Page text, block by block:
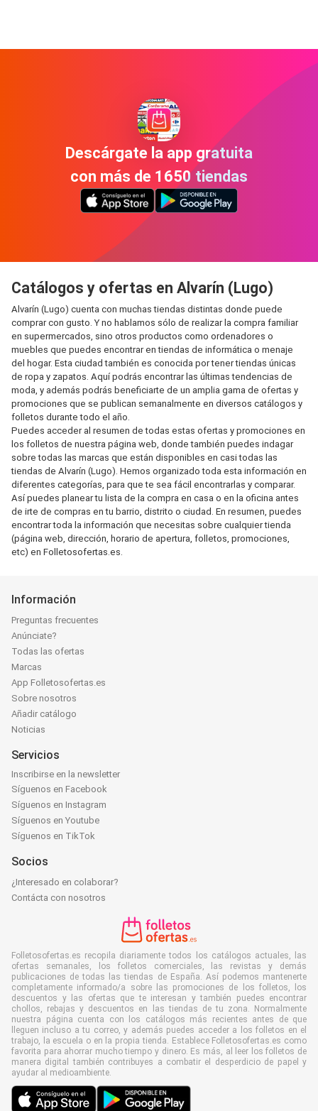
Descárgate la app gratuita
con más de 1650 tiendas
Catálogos y ofertas en Alvarín (Lugo)
Alvarín (Lugo) cuenta con muchas tiendas distintas donde puede
comprar con gusto. Y no hablamos sólo de realizar la compra familiar
en supermercados, sino otros productos como ordenadores o
muebles que puedes encontrar en tiendas de informática o menaje
del hogar. Esta ciudad también es conocida por tener tiendas únicas
de ropa y zapatos. Aquí podrás encontrar las últimas tendencias de
moda, y además podrás beneficiarte de un amplia gama de ofertas y
promociones que se publican semanalmente en diversos catálogos y
folletos durante todo el año.
Puedes acceder al resumen de todas estas ofertas y promociones en
los folletos de nuestra página web, donde también puedes indagar
sobre todas las marcas que están disponibles en casi todas las
tiendas de Alvarín (Lugo). Hemos organizado toda esta información en
diferentes categorías, para que te sea fácil encontrarlas y comparar.
Así puedes planear tu lista de la compra en casa o en la oficina antes
de irte de compras en tu barrio, distrito o ciudad. En resumen, puedes
encontrar toda la información que necesitas sobre cualquier tienda
(página web, dirección, horario de apertura, folletos, promociones,
etc) en Folletosofertas.es.
Información
Preguntas frecuentes
Anúnciate?
Todas las ofertas
Marcas
App Folletosofertas.es
Sobre nosotros
Añadir catálogo
Noticias
Servicios
Inscribirse en la newsletter
Síguenos en Facebook
Síguenos en Instagram
Síguenos en Youtube
Síguenos en TikTok
Socios
¿Interesado en colaborar?
Contácta con nosotros
Folletosofertas.es recopila diariamente todos los catálogos actuales, las
ofertas semanales, los folletos comerciales, las revistas y demás
publicaciones de todas las tiendas de España. Así podemos mantenerte
completamente informado/a sobre las promociones de los folletos, los
descuentos y las ofertas que te interesan y también puedes encontrar
chollos, rebajas y descuentos en las tiendas de tu zona. Normalmente
nuestra página cuenta con los catálogos más recientes antes de que
lleguen incluso a tu correo, y además puedes acceder a los folletos en el
trabajo, la escuela o en la propia tienda. Establece Folletosofertas.es como
favorita para ahorrar mucho tiempo y dinero. Es más, al leer los folletos de
manera digital también contribuyes a combatir el desperdicio de papel y
ayudar al medioambiente.